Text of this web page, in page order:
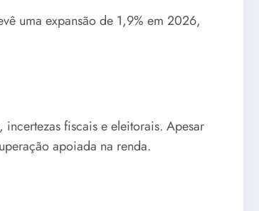
uma expansão de 1,9% em 2026,
fiscais e eleitorais. Apesar
apoiada na renda.